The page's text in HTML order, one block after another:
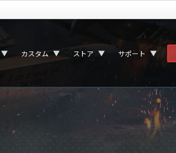
▼ カスタム ▼ ストア ▼ サポート ▼